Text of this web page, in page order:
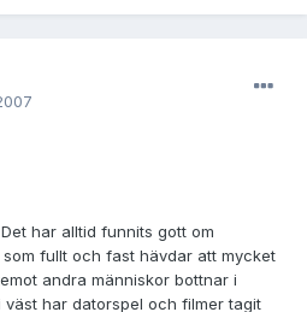
har alltid funnits gott om
fullt och fast hävdar att mycket
andra människor bottnar i
väst har datorspel och filmer tagit